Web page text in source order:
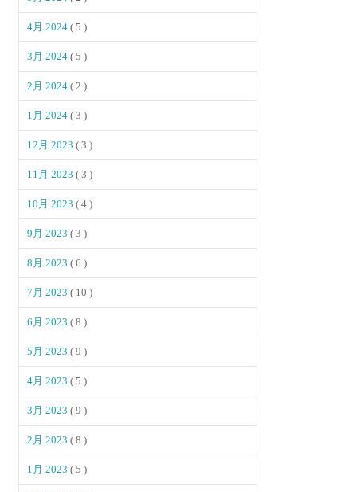
4月 2024( 5 )
3月 2024( 5 )
2月 2024( 2 )
1月 2024( 3 )
12月 2023( 3 )
11月 2023( 3 )
10月 2023( 4 )
9月 2023( 3 )
8月 2023( 6 )
7月 2023( 10 )
6月 2023( 8 )
5月 2023( 9 )
4月 2023( 5 )
3月 2023( 9 )
2月 2023( 8 )
1月 2023( 5 )